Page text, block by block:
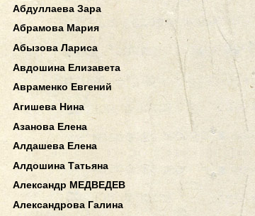
Абдуллаева Зара
Абрамова Мария
Абызова Лариса
Авдошина Елизавета
Авраменко Евгений
Агишева Нина
Азанова Елена
Алдашева Елена
Алдошина Татьяна
Александр МЕДВЕДЕВ
Александрова Галина